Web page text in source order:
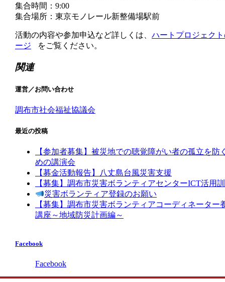
集合時間：9:00
集合場所：東京モノレール新整備場駅前
活動の内容や参加申込など詳しくは、 ハートプロジェク
ージ
をご覧ください。
関連
運営／お問い合わせ
調布市社会福祉協議会
最近の投稿
【参加者募集】被災地での聴覚障がい者の孤立を防
めの講演会
【募金活動報告】八丈島台風災害支援
【募集】調布市災害ボランティアセンターICT活用
災害ボランティア登録のお願い
【募集】調布市災害ボランティアコーディネーター
講座～地域防災計画編～
Facebook
Facebook